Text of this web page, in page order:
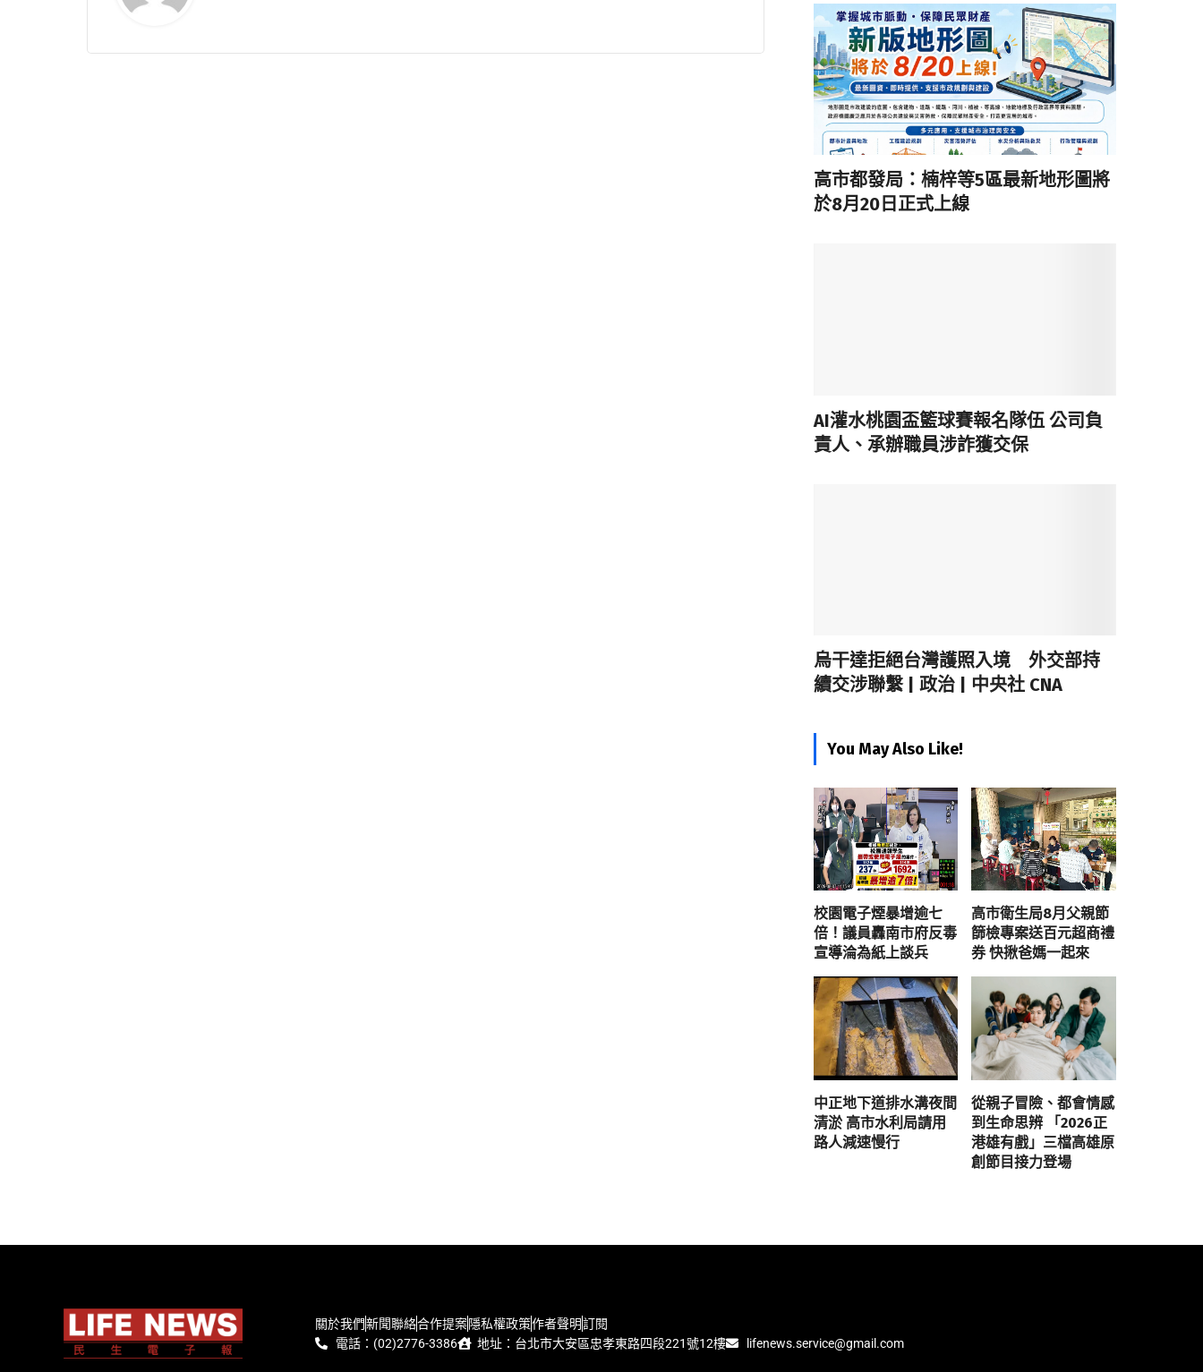
高市都發局：楠梓等5區最新地形圖將
於8月20日正式上線
AI灌水桃園盃籃球賽報名隊伍 公司負
責人、承辦職員涉詐獲交保
烏干達拒絕台灣護照入境 外交部持
續交涉聯繫 | 政治 | 中央社 CNA
You May Also Like!
校園電子煙暴增逾七
倍！議員轟南市府反毒
宣導淪為紙上談兵
高市衛生局8月父親節
篩檢專案送百元超商禮
券 快揪爸媽一起來
中正地下道排水溝夜間
清淤 高市水利局請用
路人減速慢行
從親子冒險、都會情感
到生命思辨 「2026正
港雄有戲」三檔高雄原
創節目接力登場
關於我們新聞聯絡合作提案隱私權政策作者聲明訂閱
電話：(02)2776-3386
地址：台北市大安區忠孝東路四段221號12樓 lifenews.service@gmail.com